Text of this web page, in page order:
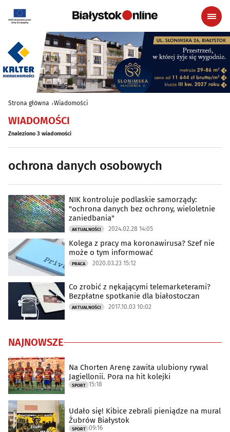
Strona główna Wiadomości
WIADOMOŚCI
Znaleziono 3 wiadomości
ochrona danych osobowych
NIK kontroluje podlaskie samorządy:
"ochrona danych bez ochrony, wieloletnie
zaniedbania"
AKTUALNOŚCI 2024.02.28 14:05
Kolega z pracy ma koronawirusa? Szef nie
może o tym informować
PRACA 2020.03.23 15:12
Co zrobić z nękającymi telemarketerami?
Bezpłatne spotkanie dla białostoczan
AKTUALNOŚCI 2017.10.03 10:02
NAJNOWSZE
Na Chorten Arenę zawita ulubiony rywal
Jagiellonii. Pora na hit kolejki
SPORT 15:18
Udało się! Kibice zebrali pieniądze na mural
Żubrów Białystok
SPORT 09:16